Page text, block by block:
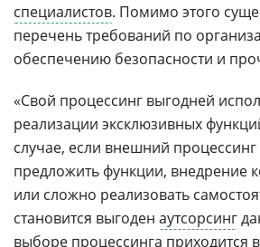
специалистов. Помимо этого
перечень требований по
обеспечению безопасности и
«Свой процессинг выгодней
реализации эксклюзивных
случае, если внешний
предложить функции, внедрение
или сложно реализовать
становится выгоден аутсорсинг
выборе процессинга приходится